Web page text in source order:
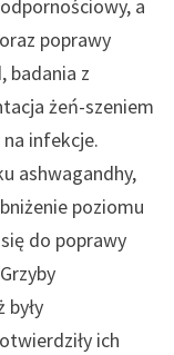
a
poprawy
badania z
żeń-szeniem
infekcje.
ashwagandhy,
poziomu
do poprawy
ich